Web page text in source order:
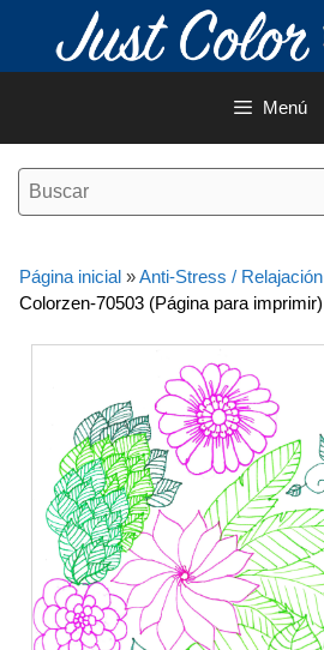
contenido
Menú
Página inicial »Anti-Stress / Relajación
Colorzen-70503 (Página para imprimir)